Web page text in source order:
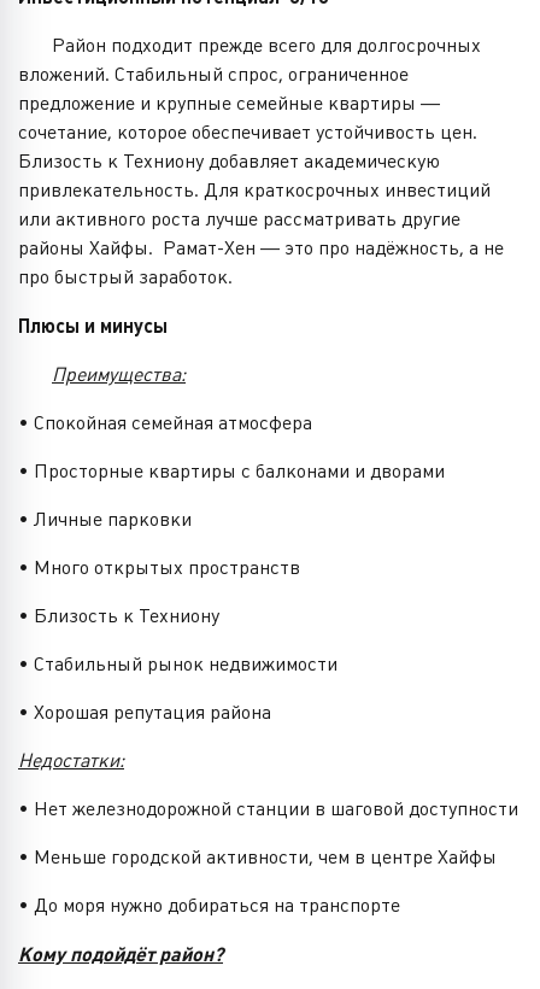
Район подходит прежде всего для долгосрочных
вложений. Стабильный спрос, ограниченное
предложение и крупные семейные квартиры —
сочетание, которое обеспечивает устойчивость цен.
Близость к Техниону добавляет академическую
привлекательность. Для краткосрочных инвестиций
или активного роста лучше рассматривать другие
районы Хайфы. Рамат-Хен — это про надёжность, а не
про быстрый заработок.
Плюсы и минусы
Преимущества:
• Спокойная семейная атмосфера
• Просторные квартиры с балконами и дворами
• Личные парковки
• Много открытых пространств
• Близость к Техниону
• Стабильный рынок недвижимости
• Хорошая репутация района
Недостатки:
• Нет железнодорожной станции в шаговой доступности
• Меньше городской активности, чем в центре Хайфы
• До моря нужно добираться на транспорте
Кому подойдёт район?